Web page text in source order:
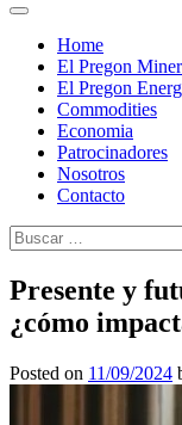
Home
El Pregon
El Pregon
Commodities
Economia
Patrocinadores
Nosotros
Contacto
Buscar:
Presente y
¿cómo
Posted on 11/09/2024